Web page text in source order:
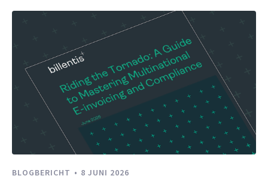
BLOGBERICHT 8 JUNI 2026